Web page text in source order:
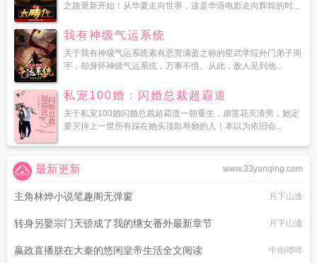
之路重新开始！从华夏走向世界，这是华语电影走向辉煌的时...
我有神级气运系统
关于我有神级气运系统素有恶贯满盈之称的星武学院外门弟子周
宇，却身怀神级气运系统，万事不惧。从此，敌人见到他...
私宠100婚：闪婚总裁超霸道
关于私宠100婚闪婚总裁超霸道一朝重生，虐莲花灭渣男，她定
要灭掉上一世所有踩在她头顶欺辱她的人！本以为依旧会...
www.33yanqing.com
最新更新
主角林烨小说笔趣阁无弹窗 月下山逢
转身另娶宗门天骄成了我的继女番外最新章节 月下山逢
嬴政直播朕在大秦的悠闲皇帝生活全文阅读 中雨哗哗